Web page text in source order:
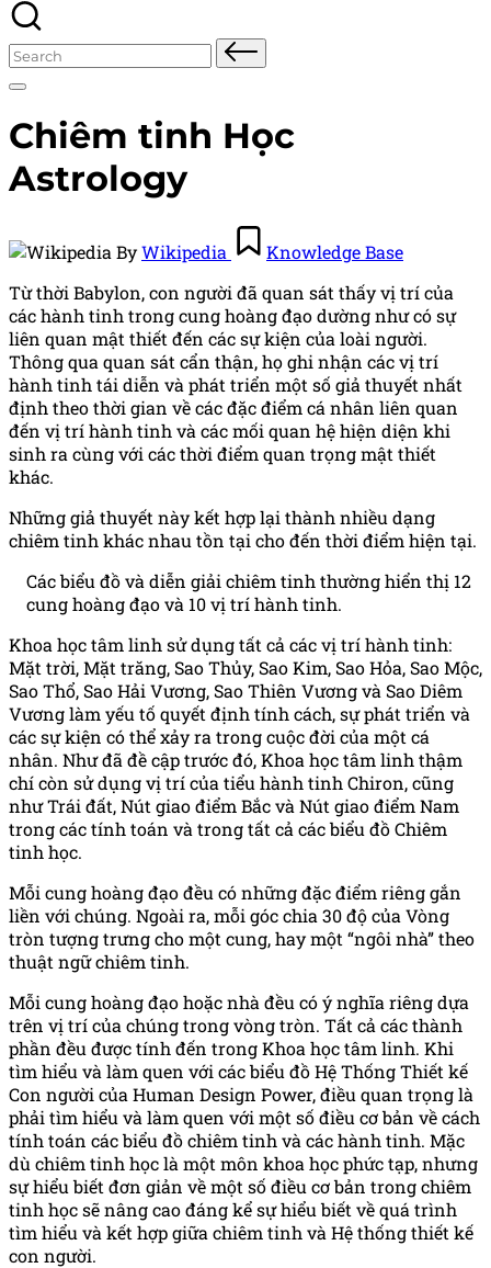
Search
for:
Chiêm tinh Học
Astrology
by
ByWikipedia
Posted
in
Knowledge Base
Từ thời Babylon, con người đã quan sát thấy vị trí của
các hành tinh trong cung hoàng đạo dường như có sự
liên quan mật thiết đến các sự kiện của loài người.
Thông qua quan sát cẩn thận, họ ghi nhận các vị trí
hành tinh tái diễn và phát triển một số giả thuyết nhất
định theo thời gian về các đặc điểm cá nhân liên quan
đến vị trí hành tinh và các mối quan hệ hiện diện khi
sinh ra cùng với các thời điểm quan trọng mật thiết
khác.
Những giả thuyết này kết hợp lại thành nhiều dạng
chiêm tinh khác nhau tồn tại cho đến thời điểm hiện tại.
Các biểu đồ và diễn giải chiêm tinh thường hiển thị 12
cung hoàng đạo và 10 vị trí hành tinh.
Khoa học tâm linh sử dụng tất cả các vị trí hành tinh:
Mặt trời, Mặt trăng, Sao Thủy, Sao Kim, Sao Hỏa, Sao Mộc,
Sao Thổ, Sao Hải Vương, Sao Thiên Vương và Sao Diêm
Vương làm yếu tố quyết định tính cách, sự phát triển và
các sự kiện có thể xảy ra trong cuộc đời của một cá
nhân. Như đã đề cập trước đó, Khoa học tâm linh thậm
chí còn sử dụng vị trí của tiểu hành tinh Chiron, cũng
như Trái đất, Nút giao điểm Bắc và Nút giao điểm Nam
trong các tính toán và trong tất cả các biểu đồ Chiêm
tinh học.
Mỗi cung hoàng đạo đều có những đặc điểm riêng gắn
liền với chúng. Ngoài ra, mỗi góc chia 30 độ của Vòng
tròn tượng trưng cho một cung, hay một “ngôi nhà” theo
thuật ngữ chiêm tinh.
Mỗi cung hoàng đạo hoặc nhà đều có ý nghĩa riêng dựa
trên vị trí của chúng trong vòng tròn. Tất cả các thành
phần đều được tính đến trong Khoa học tâm linh. Khi
tìm hiểu và làm quen với các biểu đồ Hệ Thống Thiết kế
Con người của Human Design Power, điều quan trọng là
phải tìm hiểu và làm quen với một số điều cơ bản về cách
tính toán các biểu đồ chiêm tinh và các hành tinh. Mặc
dù chiêm tinh học là một môn khoa học phức tạp, nhưng
sự hiểu biết đơn giản về một số điều cơ bản trong chiêm
tinh học sẽ nâng cao đáng kể sự hiểu biết về quá trình
tìm hiểu và kết hợp giữa chiêm tinh và Hệ thống thiết kế
con người.